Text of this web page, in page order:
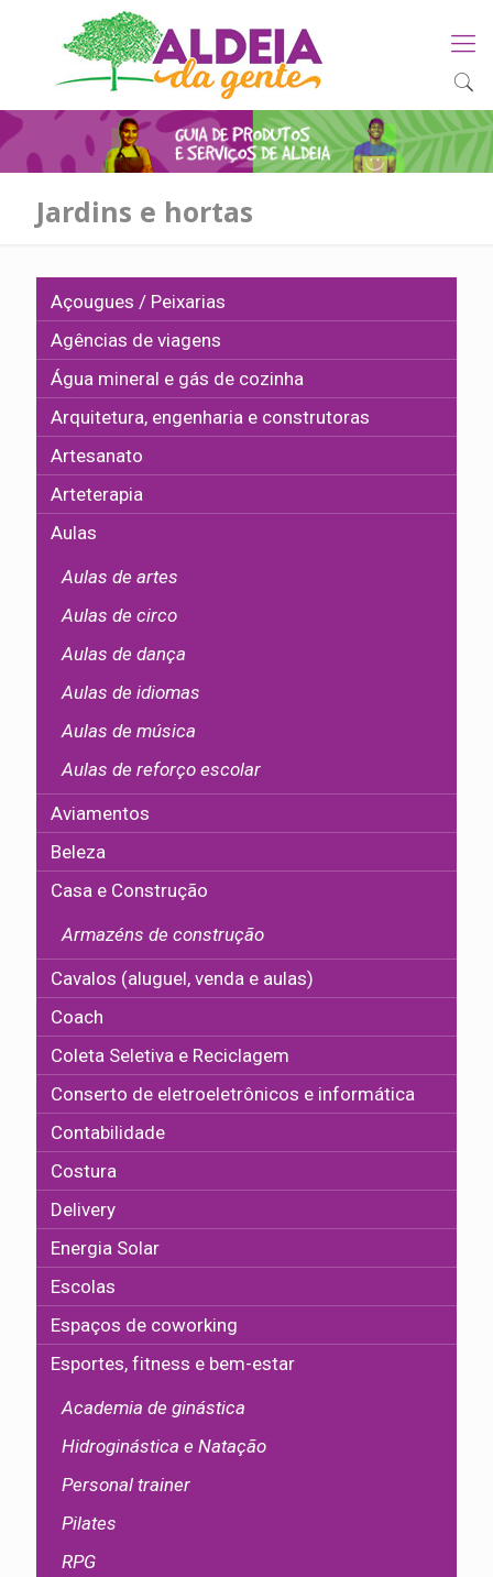
Jardins e hortas
Açougues / Peixarias
Agências de viagens
Água mineral e gás de cozinha
Arquitetura, engenharia e construtoras
Artesanato
Arteterapia
Aulas
Aulas de artes
Aulas de circo
Aulas de dança
Aulas de idiomas
Aulas de música
Aulas de reforço escolar
Aviamentos
Beleza
Casa e Construção
Armazéns de construção
Cavalos (aluguel, venda e aulas)
Coach
Coleta Seletiva e Reciclagem
Conserto de eletroeletrônicos e informática
Contabilidade
Costura
Delivery
Energia Solar
Escolas
Espaços de coworking
Esportes, fitness e bem-estar
Academia de ginástica
Hidroginástica e Natação
Personal trainer
Pilates
RPG